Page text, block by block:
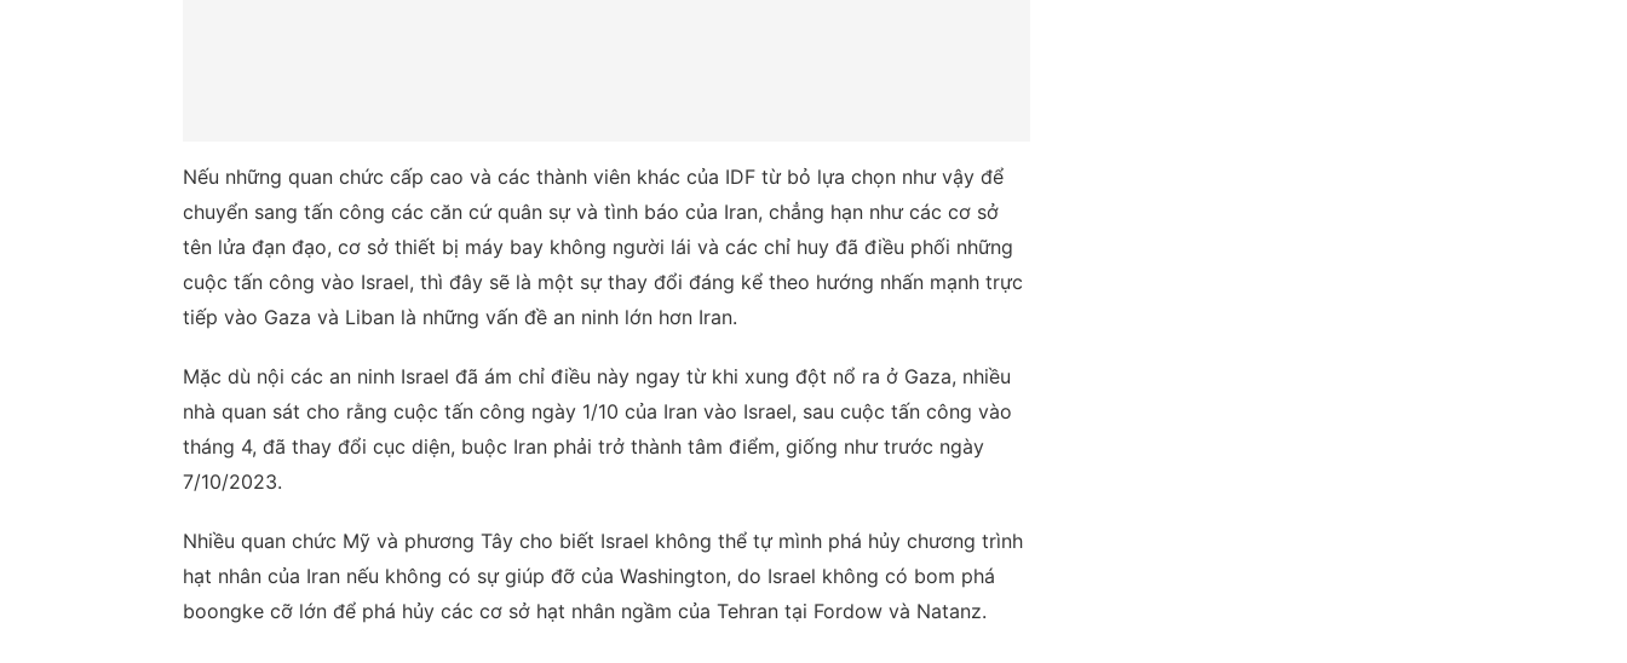
Nếu những quan chức cấp cao và các thành viên khác của IDF từ bỏ lựa chọn như vậy để
chuyển sang tấn công các căn cứ quân sự và tình báo của Iran, chẳng hạn như các cơ sở
tên lửa đạn đạo, cơ sở thiết bị máy bay không người lái và các chỉ huy đã điều phối những
cuộc tấn công vào Israel, thì đây sẽ là một sự thay đổi đáng kể theo hướng nhấn mạnh trực
tiếp vào Gaza và Liban là những vấn đề an ninh lớn hơn Iran.
Mặc dù nội các an ninh Israel đã ám chỉ điều này ngay từ khi xung đột nổ ra ở Gaza, nhiều
nhà quan sát cho rằng cuộc tấn công ngày 1/10 của Iran vào Israel, sau cuộc tấn công vào
tháng 4, đã thay đổi cục diện, buộc Iran phải trở thành tâm điểm, giống như trước ngày
7/10/2023.
Nhiều quan chức Mỹ và phương Tây cho biết Israel không thể tự mình phá hủy chương trình
hạt nhân của Iran nếu không có sự giúp đỡ của Washington, do Israel không có bom phá
boongke cỡ lớn để phá hủy các cơ sở hạt nhân ngầm của Tehran tại Fordow và Natanz.